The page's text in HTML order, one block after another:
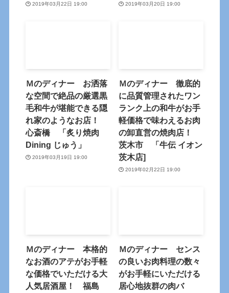
2019年03月22日 19:00 2019年03月20日 19:00
Ｍのディナー お洒落
な空間で絶品の厳選黒
毛和牛が堪能できる隠
れ家のようなお店！
心斎橋 「炙り焼肉
Dining じゅう」
2019年03月19日 19:00
Ｍのディナー 徹底的
に品質管理されたワン
ランク上の和牛がお手
軽価格で味わえるお肉
の卸直営の焼肉店！
茨木市 「牛伝 イオン
茨木店]
2019年02月22日 19:00
Ｍのディナー 本格的
なお酒のアテがお手軽
な価格でいただける大
人気居酒屋！ 福島
Ｍのディナー センス
の良いお肉料理の数々
がお手軽にいただける
居心地抜群の肉バ